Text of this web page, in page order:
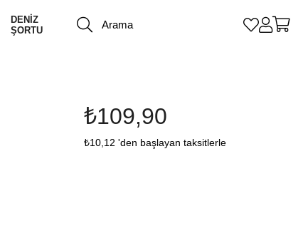
DENİZ
ŞORTU
₺109,90
₺10,12 'den başlayan taksitlerle